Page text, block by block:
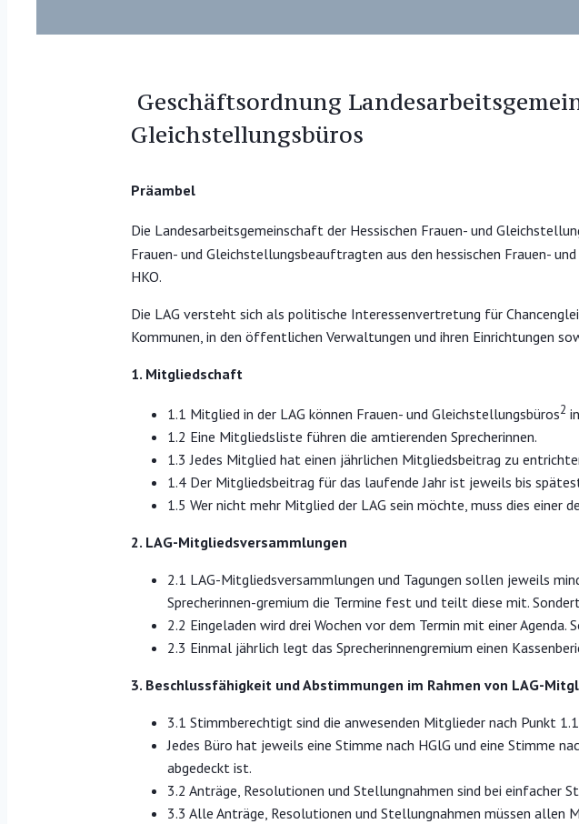
Geschäftsordnung
Gleichstellungsbüros
Präambel
Die Landesarbeitsgemeinschaft der Hessischen Frauen- und
Frauen- und Gleichstellungsbeauftragten aus den hessischen Frauen-
HKO.
Die LAG versteht sich als politische Interessenvertretung für
Kommunen, in den öffentlichen Verwaltungen und ihren Einrichtungen
1. Mitgliedschaft
1.1 Mitglied in der LAG können Frauen- und Gleichstellungsbüros2
1.2 Eine Mitgliedsliste führen die amtierenden Sprecherinnen.
1.3 Jedes Mitglied hat einen jährlichen Mitgliedsbeitrag zu
1.4 Der Mitgliedsbeitrag für das laufende Jahr ist jeweils bis
1.5 Wer nicht mehr Mitglied der LAG sein möchte, muss dies einer
2. LAG-Mitgliedsversammlungen
2.1 LAG-Mitgliedsversammlungen und Tagungen sollen jeweils
Sprecherinnen-gremium die Termine fest und teilt diese mit.
2.2 Eingeladen wird drei Wochen vor dem Termin mit einer
2.3 Einmal jährlich legt das Sprecherinnengremium einen
3. Beschlussfähigkeit und Abstimmungen im Rahmen von LAG-
3.1 Stimmberechtigt sind die anwesenden Mitglieder nach Punkt
Jedes Büro hat jeweils eine Stimme nach HGlG und eine Stimme
abgedeckt ist.
3.2 Anträge, Resolutionen und Stellungnahmen sind bei einfacher
3.3 Alle Anträge, Resolutionen und Stellungnahmen müssen allen